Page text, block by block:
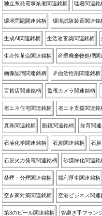
独立系発電事業者関連銘柄 猛暑関連銘
環境問題関連銘柄 環境試験装置関連銘
生成AI関連銘柄 生活改善薬関連銘柄
生産性革命関連銘柄 産業廃棄物処理関
画像認識関連銘柄 界面活性剤関連銘柄
百貨店関連銘柄 監視カメラ関連銘柄
省エネ住宅関連銘柄 省エネ支援関連銘
真珠関連銘柄 眼鏡関連銘柄 知育関
石油化学関連銘柄 石炭関連銘柄 石
石炭火力発電関連銘柄 砂漠緑化関連銘
禁煙・分煙関連銘柄 福利厚生関連銘柄
空き家対策関連銘柄 空港ビジネス関連
第3のビール関連銘柄 管継ぎ手フラン